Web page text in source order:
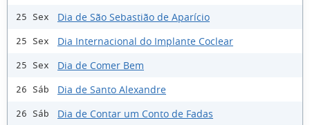
25 Sex Dia de São Sebastião de Aparício
25 Sex Dia Internacional do Implante Coclear
25 Sex Dia de Comer Bem
26 Sáb Dia de Santo Alexandre
26 Sáb Dia de Contar um Conto de Fadas